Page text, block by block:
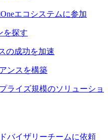
エコシステムに参加
を探す
の成功を加速
ンスを構築
ライズ規模のソリューショ
バイザリーチームに依頼